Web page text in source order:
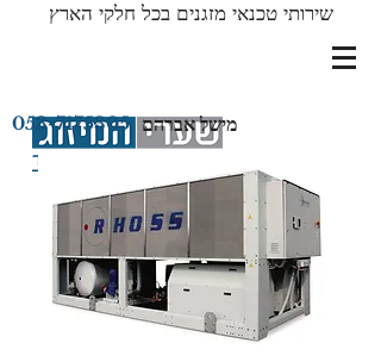
שירותי טכנאי מזגנים בכל חלקי הארץ
053-7175305 מישל אברהם